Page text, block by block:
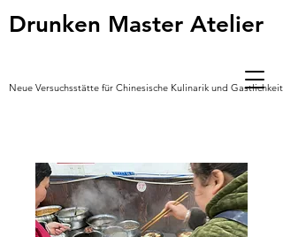
Drunken Master Atelier
Neue Versuchsstätte für Chinesische Kulinarik und Gastlichkeit *